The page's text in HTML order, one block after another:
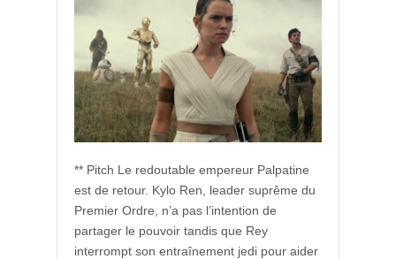
** Pitch Le redoutable empereur Palpatine
est de retour. Kylo Ren, leader suprême du
Premier Ordre, n’a pas l’intention de
partager le pouvoir tandis que Rey
interrompt son entraînement jedi pour aider